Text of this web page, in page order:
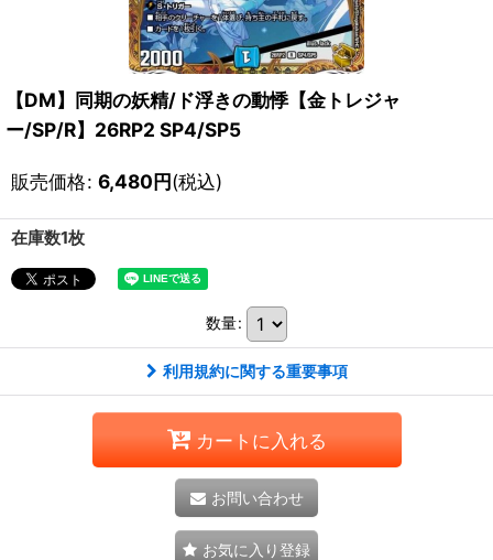
【DM】同期の妖精/ド浮きの動悸【金トレジャ
ー/SP/R】26RP2 SP4/SP5
販売価格: 6,480円(税込)
在庫数1枚
数量:
利用規約に関する重要事項
カートに入れる
お問い合わせ
お気に入り登録